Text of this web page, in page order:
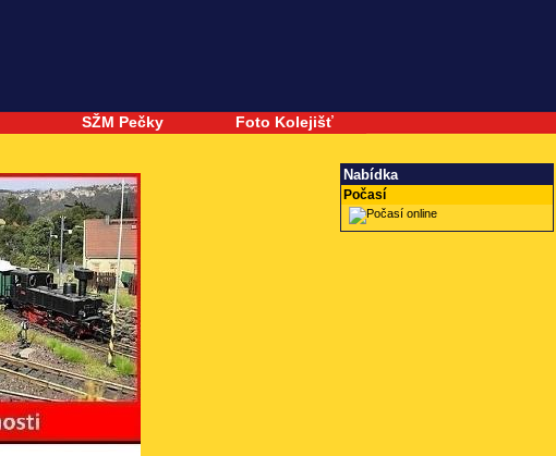
Nabídka
Počasí
SŽM Pečky Foto Kolejišť